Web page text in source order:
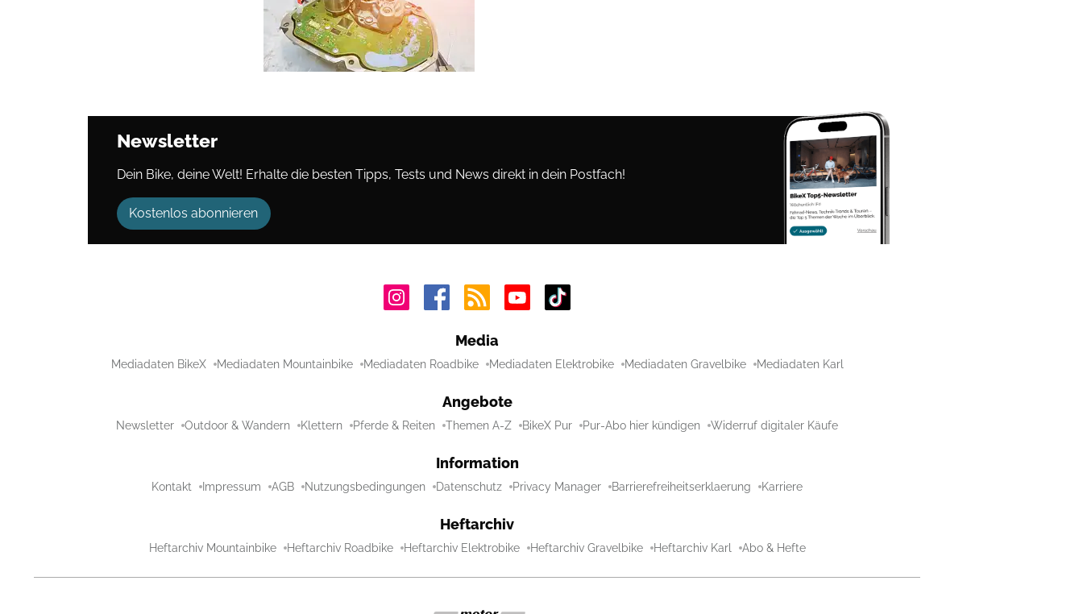
Newsletter
Dein Bike, deine Welt! Erhalte die besten Tipps, Tests und News direkt in dein Postfach!
Kostenlos abonnieren
Media
Mediadaten BikeX Mediadaten Mountainbike Mediadaten Roadbike Mediadaten Elektrobike Mediadaten Gravelbike Mediadaten Karl
Angebote
Newsletter Outdoor & Wandern Klettern Pferde & Reiten Themen A-Z BikeX Pur Pur-Abo hier kündigen Widerruf digitaler Käufe
Information
Kontakt Impressum AGB Nutzungsbedingungen Datenschutz Privacy Manager Barrierefreiheitserklaerung Karriere
Heftarchiv
Heftarchiv Mountainbike Heftarchiv Roadbike Heftarchiv Elektrobike Heftarchiv Gravelbike Heftarchiv Karl Abo & Hefte